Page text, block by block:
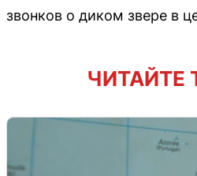
звонков о диком звере в
ЧИТАЙТЕ